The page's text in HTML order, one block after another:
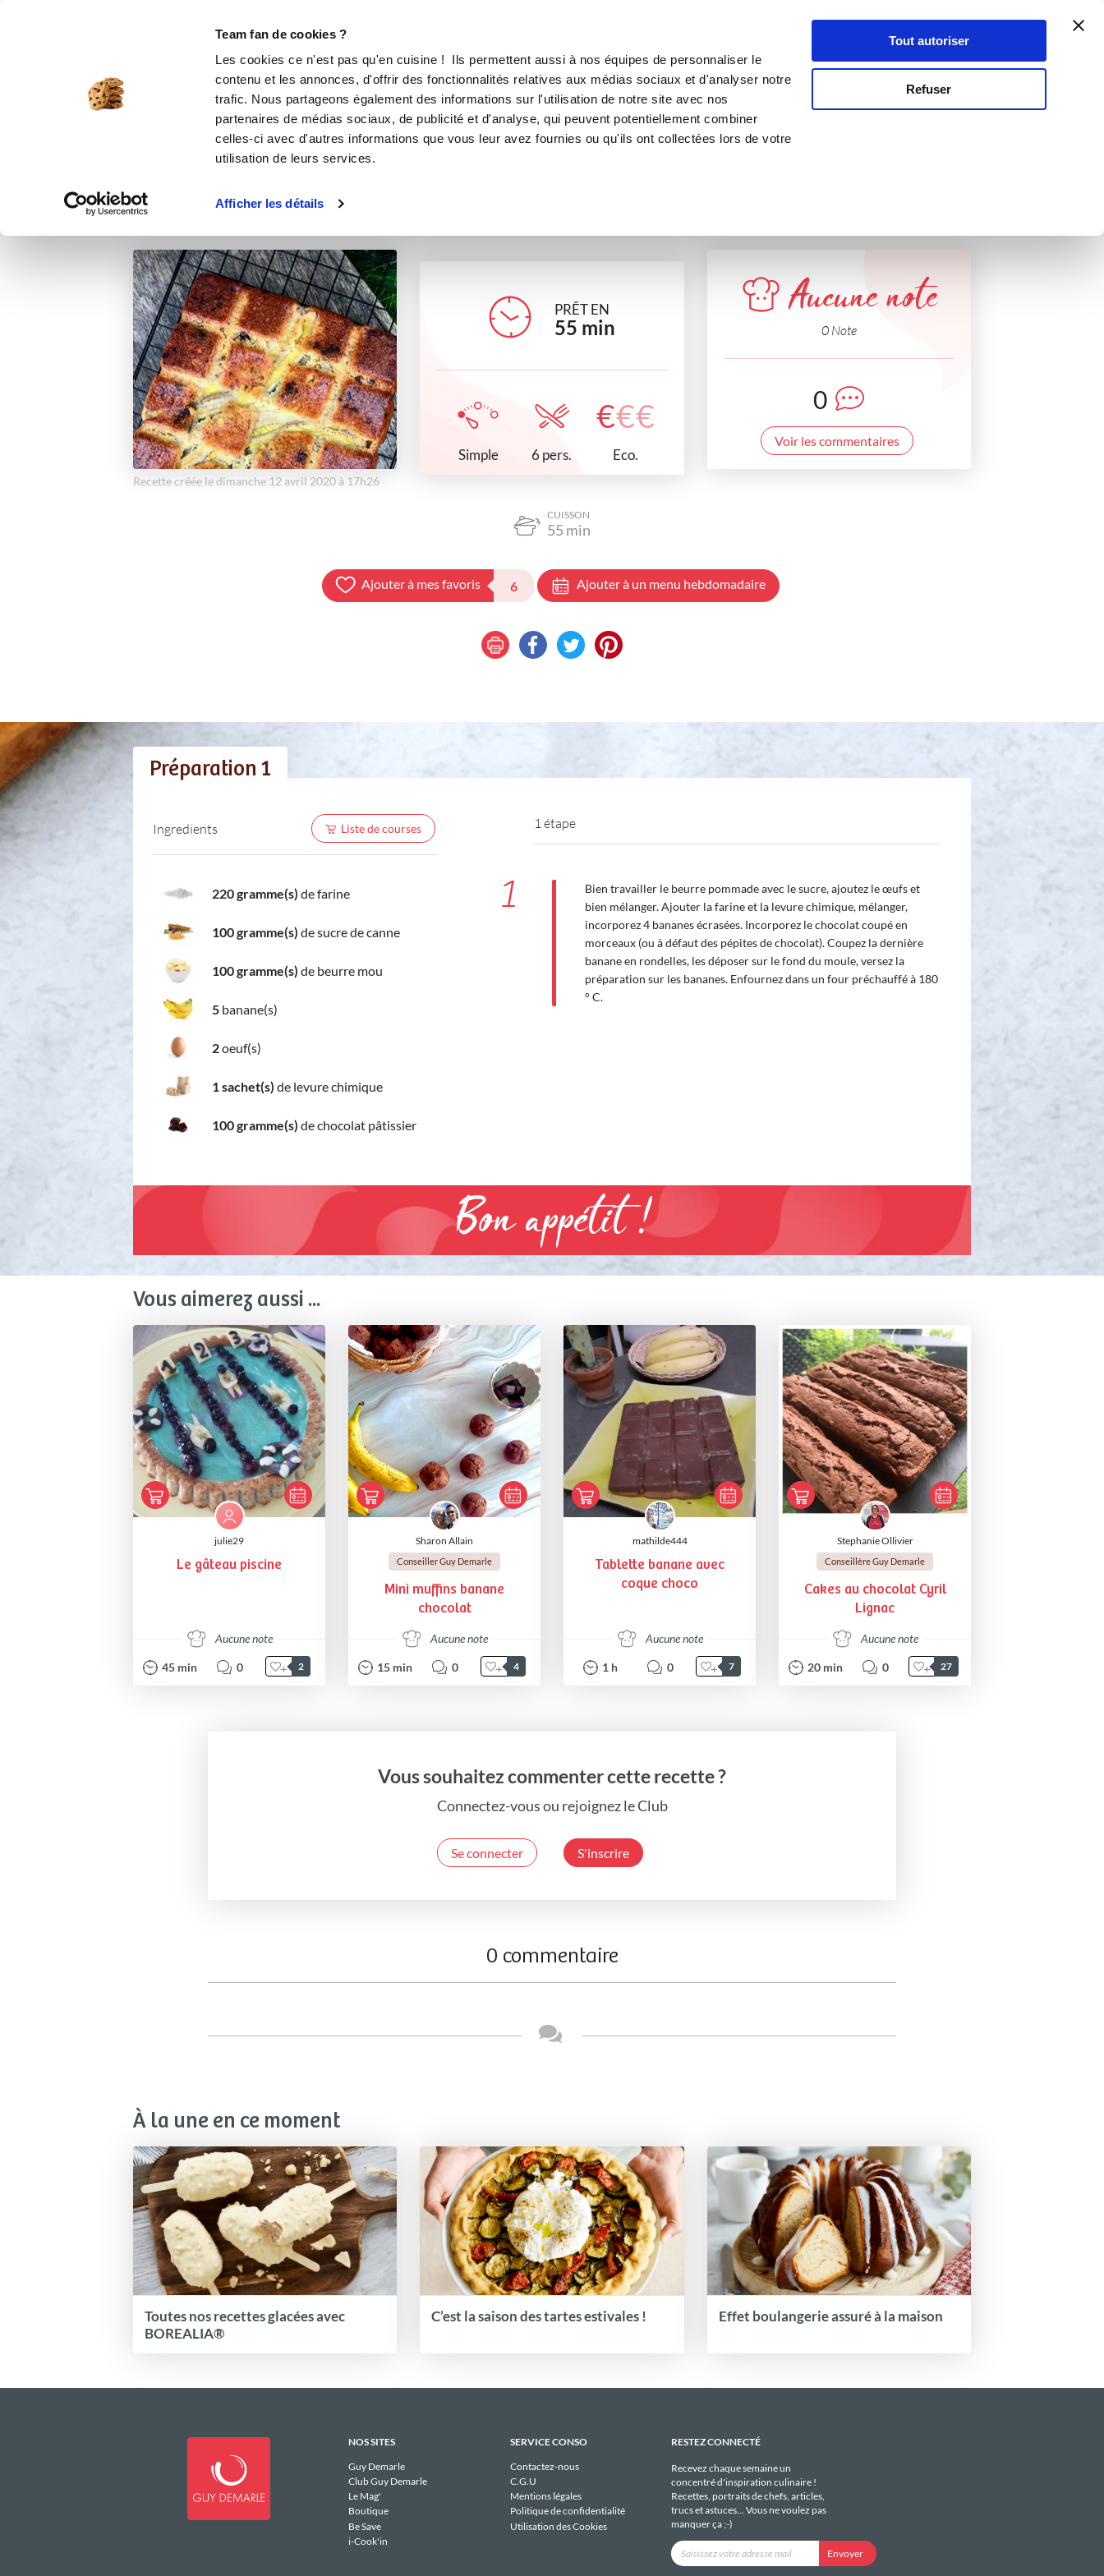
Team fan de cookies ?
Les cookies ce n'est pas qu'en cuisine ! Ils permettent aussi à nos équipes de personnaliser le
contenu et les annonces, d'offrir des fonctionnalités relatives aux médias sociaux et d'analyser notre
trafic. Nous partageons également des informations sur l'utilisation de notre site avec nos
partenaires de médias sociaux, de publicité et d'analyse, qui peuvent potentiellement combiner
celles-ci avec d'autres informations que vous leur avez fournies ou qu'ils ont collectées lors de votre
utilisation de leurs services.
Afficher les détails
Tout autoriser
Refuser
Se connecter
Banana Bread
desserts Petit déjeuner Tea time
Recette créée le dimanche 12 avril 2020 à 17h26
PRÊT EN
55 min
Simple 6 pers.
€€€
Eco.
Aucune note
0 Note
0
Voir les commentaires
CUISSON
55 min
Ajouter à mes favoris 6 Ajouter à un menu hebdomadaire
Préparation 1
Ingredients Liste de courses
220 gramme(s) de farine
100 gramme(s) de sucre de canne
100 gramme(s) de beurre mou
5 banane(s)
2oeuf(s)
1 sachet(s) de levure chimique
100 gramme(s) de chocolat pâtissier
1 étape
1
Bien travailler le beurre pommade avec le sucre, ajoutez le œufs et
bien mélanger. Ajouter la farine et la levure chimique, mélanger,
incorporez 4 bananes écrasées. Incorporez le chocolat coupé en
morceaux (ou à défaut des pépites de chocolat). Coupez la dernière
banane en rondelles, les déposer sur le fond du moule, versez la
préparation sur les bananes. Enfournez dans un four préchauffé à 180
° C.
Bon appétit !
Vous aimerez aussi ...
julie29
Le gâteau piscine
Aucune note
45 min 0 2
Sharon Allain
Conseiller Guy Demarle
Mini muffins banane
chocolat
Aucune note
15 min 0 4
mathilde444
Tablette banane avec
coque choco
Aucune note
1 h 0 7
Stephanie Ollivier
Conseillère Guy Demarle
Cakes au chocolat Cyril
Lignac
Aucune note
20 min 0 27
Vous souhaitez commenter cette recette ?
Connectez-vous ou rejoignez le Club
Se connecter S'inscrire
0 commentaire
À la une en ce moment
Toutes nos recettes glacées avec
BOREALIA®
C’est la saison des tartes estivales ! Effet boulangerie assuré à la maison
NOS SITES
Guy Demarle
Club Guy Demarle
Le Mag'
Boutique
Be Save
i-Cook'in
SERVICE CONSO
Contactez-nous
C.G.U
Mentions légales
Politique de confidentialité
Utilisation des Cookies
RESTEZ CONNECTÉ
Recevez chaque semaine un
concentré d'inspiration culinaire !
Recettes, portraits de chefs, articles,
trucs et astuces... Vous ne voulez pas
manquer ça ;-)